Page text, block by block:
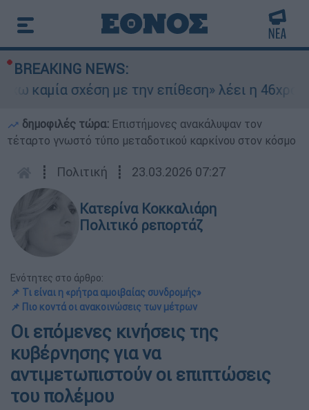
BREAKING NEWS:
σχέση με την επίθεση» λέει η 46χρονη -
δημοφιλές τώρα: Επιστήμονες ανακάλυψαν τον
τέταρτο γνωστό τύπο μεταδοτικού καρκίνου στον κόσμο
┋ Πολιτική ┋ 23.03.2026 07:27
Κατερίνα Κοκκαλιάρη
Πολιτικό ρεπορτάζ
Ενότητες στο άρθρο:
📌 Τι είναι η «ρήτρα αμοιβαίας συνδρομής»
📌 Πιο κοντά οι ανακοινώσεις των μέτρων
Οι επόμενες κινήσεις της
κυβέρνησης για να
αντιμετωπιστούν οι επιπτώσεις
του πολέμου